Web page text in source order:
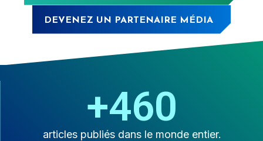
DEVENEZ UN PARTENAIRE MÉDIA
articles publiés dans le monde entier.
+998